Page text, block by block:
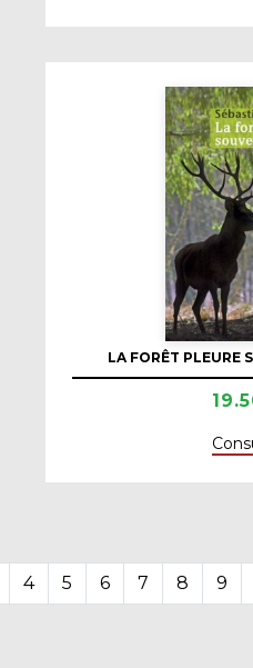
LA FORÊT PLEURE
4 5 6 7 8 9